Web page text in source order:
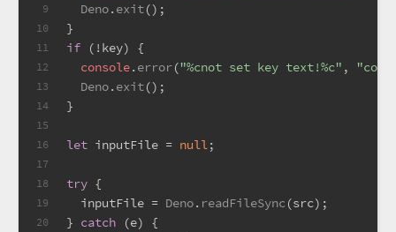
9
10
11
12
13
14
15
16
17
18
19
20
Deno.exit();
}
if (!key) {
console.error("%cnot set key text!%c" ,
Deno.exit();
}
let inputFile = null;
try {
  inputFile =
Deno. readFileSync(src);
} catch (e) {